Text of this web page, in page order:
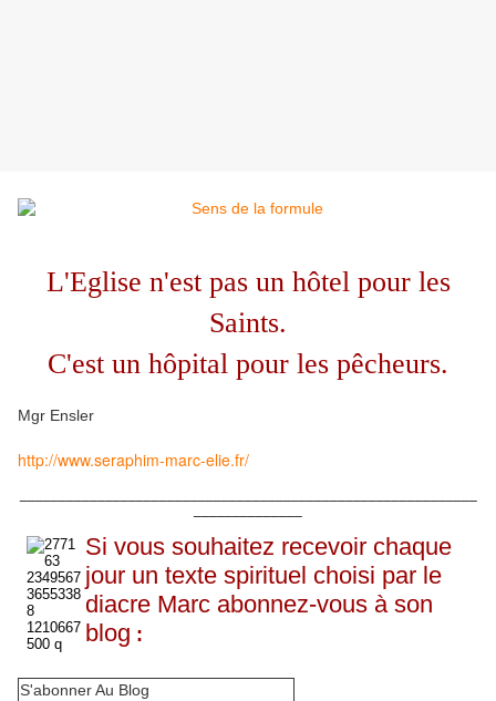
L'Eglise n'est pas un hôtel pour les
Saints.
C'est un hôpital pour les pêcheurs.
Mgr Ensler
http://www.seraphim-marc-elie.fr/
Si vous souhaitez recevoir chaque
jour un texte spirituel choisi par le
diacre Marc abonnez-vous à son
blog :
S'abonner Au Blog